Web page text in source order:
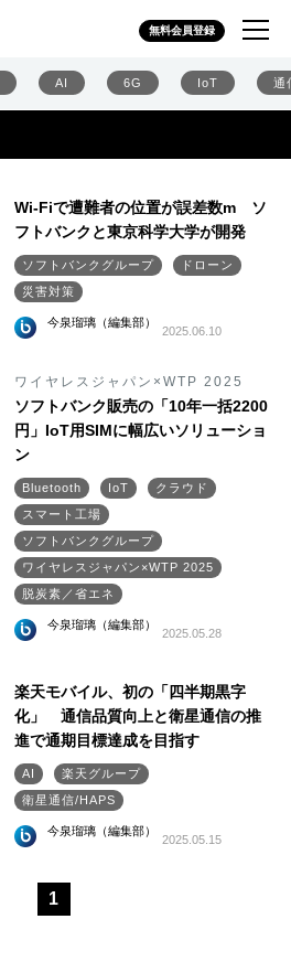
無料会員登録
AI 6G IoT 通
Wi-Fiで遭難者の位置が誤差数m ソ
フトバンクと東京科学大学が開発
ソフトバンクグループ
ドローン
災害対策
今泉瑠璃（編集部）
2025.06.10
ワイヤレスジャパン×WTP 2025
ソフトバンク販売の「10年一括2200
円」IoT用SIMに幅広いソリューショ
ン
Bluetooth IoT
クラウド
スマート工場
ソフトバンクグループ
ワイヤレスジャパン×WTP 2025
脱炭素／省エネ
今泉瑠璃（編集部）
2025.05.28
楽天モバイル、初の「四半期黒字
化」 通信品質向上と衛星通信の推
進で通期目標達成を目指す
AI
楽天グループ
衛星通信/HAPS
今泉瑠璃（編集部）
2025.05.15
1